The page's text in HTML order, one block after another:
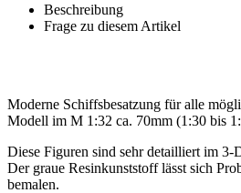
Beschreibung
Frage zu diesem Artikel
Moderne Schiffsbesatzung für alle
Modell im M 1:32 ca. 70mm (1:30 bis
Diese Figuren sind sehr detailliert im 3-
Der graue Resinkunststoff lässt sich
bemalen.